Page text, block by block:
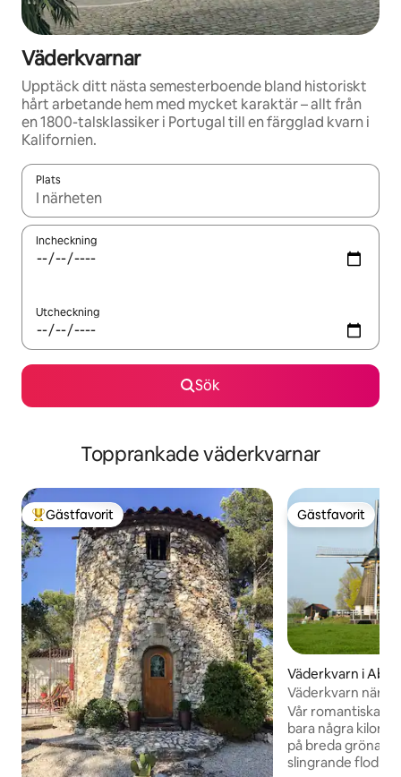
Väderkvarnar
Upptäck ditt nästa semesterboende bland historiskt
hårt arbetande hem med mycket karaktär – allt från
en 1800-talsklassiker i Portugal till en färgglad kvarn i
Kalifornien.
Plats
När resultaten är tillgängliga kan du navigera med upp- och
Incheckning
Utcheckning
Sök
Topprankade väderkvarnar
Populär gästfavorit
Gästfavorit Gästfavorit
Gästfavorit
Väderkvarn i
Väderkvarn nära
Vår romantiska
bara några
på breda gröna
slingrande flod: